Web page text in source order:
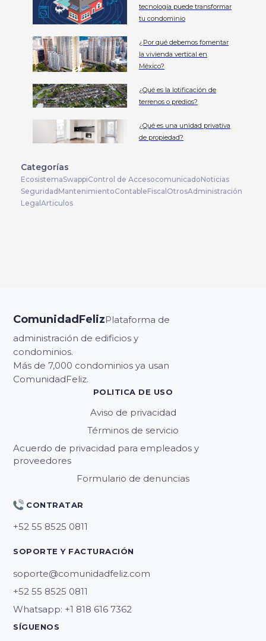
tecnología puede transformar
tu condominio
¿Por qué debemos fomentar
la vivienda vertical en
México?
¿Qué es la lotificación de
terrenos o predios?
¿Qué es una unidad privativa
de propiedad?
Categorías
EcosistemaSwappiControl de AccesocomunicadoNoticias
Seguridad MantenimientoContableFiscal OtrosAdministración
Legal Articulos
ComunidadFelizPlataforma de
administración de edificios y
condominios.
Más de 7,000 condominios ya usan
ComunidadFeliz.
POLITICA DE USO
Aviso de privacidad
Términos de servicio
Acuerdo de privacidad para empleados y
proveedores
Formulario de denuncias
CONTRATAR
SOPORTE Y FACTURACIÓN
soporte@comunidadfeliz.com
Whatsapp: +1 818 616 7362
SÍGUENOS